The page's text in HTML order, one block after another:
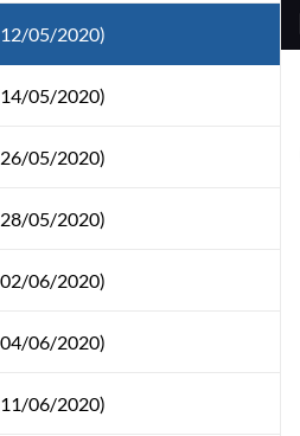
05/2020)
05/2020)
05/2020)
05/2020)
06/2020)
06/2020)
06/2020)